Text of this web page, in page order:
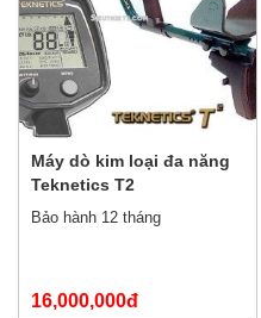
Máy dò kim loại đa năng
Teknetics T2
Bảo hành 12 tháng
16,000,000đ